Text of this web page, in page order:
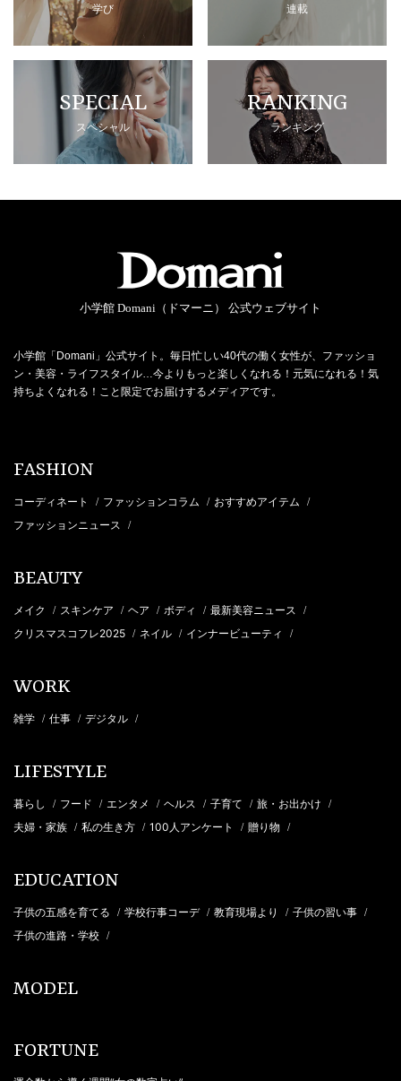
学び 連載
SPECIAL
スペシャル
RANKING
ランキング
小学館 Domani（ドマーニ） 公式ウェブサイト
小学館「Domani」公式サイト。毎日忙しい40代の働く女性が、ファッショ
ン・美容・ライフスタイル…今よりもっと楽しくなれる！元気になれる！気
持ちよくなれる！こと限定でお届けするメディアです。
FASHION
コーディネート / ファッションコラム / おすすめアイテム /
ファッションニュース /
BEAUTY
メイク / スキンケア / ヘア / ボディ / 最新美容ニュース /
クリスマスコフレ2025 / ネイル / インナービューティ /
WORK
雑学 / 仕事 / デジタル /
LIFESTYLE
暮らし / フード / エンタメ / ヘルス / 子育て / 旅・お出かけ /
夫婦・家族 / 私の生き方 / 100人アンケート / 贈り物 /
EDUCATION
子供の五感を育てる / 学校行事コーデ / 教育現場より / 子供の習い事 /
子供の進路・学校 /
MODEL
FORTUNE